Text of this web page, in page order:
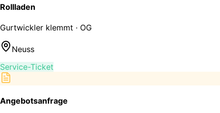
Rollladen
Gurtwickler klemmt · OG
Neuss
Service-Ticket
Angebotsanfrage